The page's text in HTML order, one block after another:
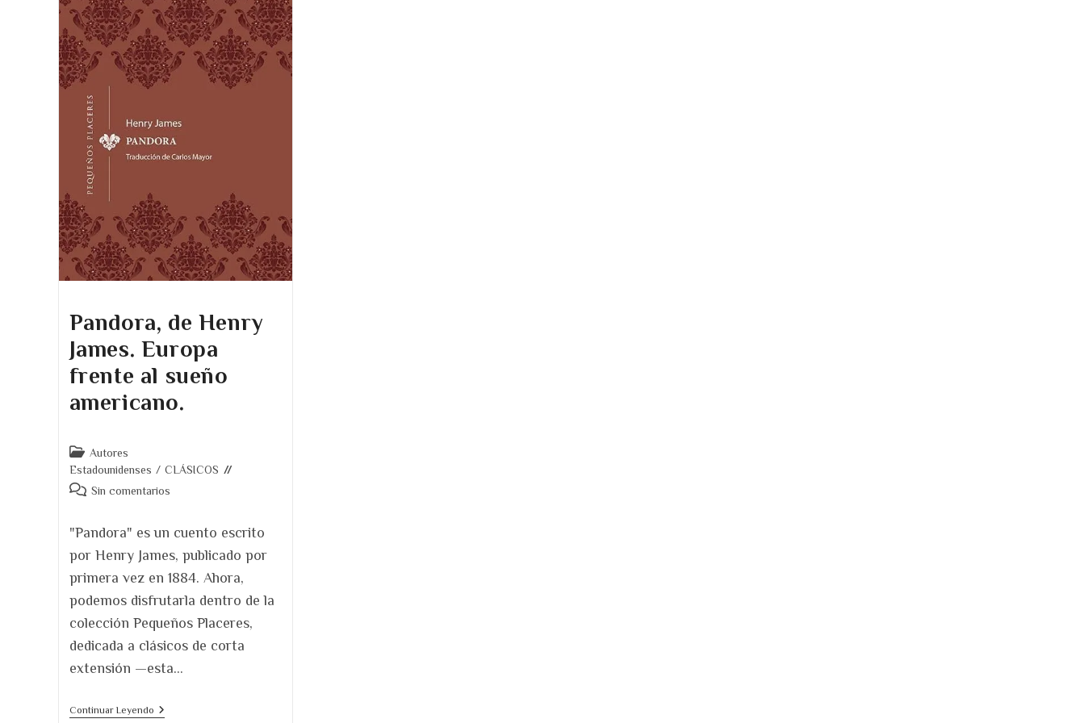
Pandora, de Henry
James. Europa
frente al sueño
americano.
Categoría
de
la
Autores
Estadounidenses / CLÁSICOS
Comentarios
entrada:
Sin comentarios
"Pandora" es un cuento escrito
por Henry James, publicado por
primera vez en 1884. Ahora,
podemos disfrutarla dentro de la
colección Pequeños Placeres,
dedicada a clásicos de corta
extensión —esta…
Continuar LeyendoPandora,